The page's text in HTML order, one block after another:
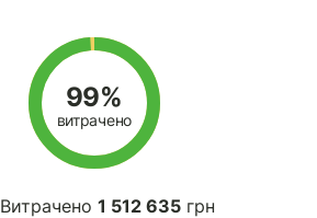
99%
витрачено
Витрачено1 512 635 грн